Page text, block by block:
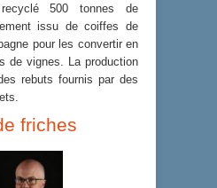
500 tonnes de
issu de coiffes de
pour les convertir en
de vignes. La production
rebuts fournis par des
friches